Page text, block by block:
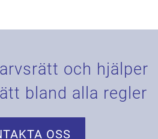
och hjälper
bland alla regler
OSS